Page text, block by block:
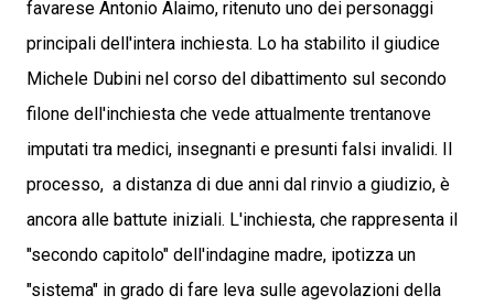
favarese Antonio Alaimo, ritenuto uno dei personaggi
principali dell'intera inchiesta. Lo ha stabilito il giudice
Michele Dubini nel corso del dibattimento sul secondo
filone dell'inchiesta che vede attualmente trentanove
imputati tra medici, insegnanti e presunti falsi invalidi. Il
processo, a distanza di due anni dal rinvio a giudizio, è
ancora alle battute iniziali. L'inchiesta, che rappresenta il
"secondo capitolo" dell'indagine madre, ipotizza un
"sistema" in grado di fare leva sulle agevolazioni della